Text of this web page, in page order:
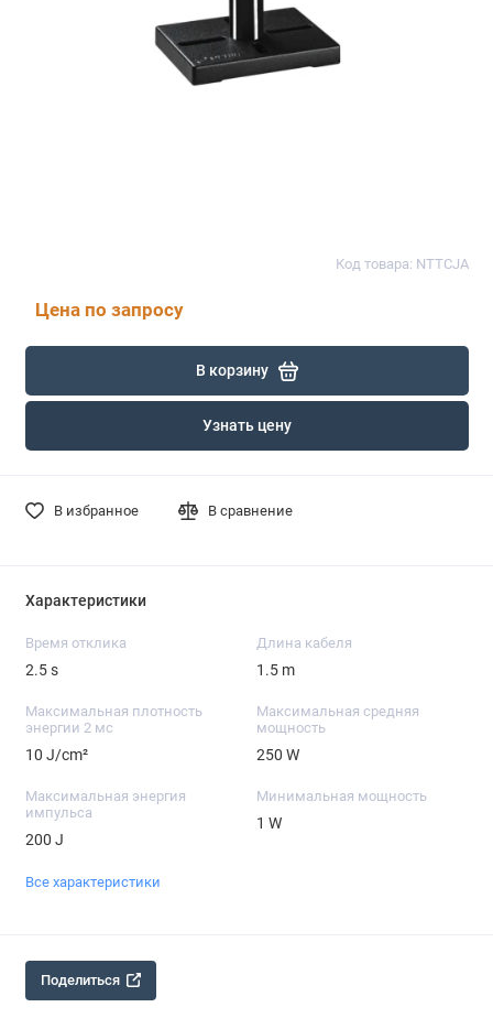
Код товара: NTTCJA
Цена по запросу
В корзину
Узнать цену
В избранное В сравнение
Характеристики
Время отклика
2.5 s
Длина кабеля
1.5 m
Максимальная плотность
энергии 2 мс
10 J/cm²
Максимальная средняя
мощность
250 W
Максимальная энергия
импульса
200 J
Минимальная мощность
1 W
Все характеристики
Поделиться